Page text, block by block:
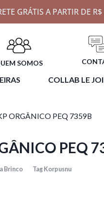
GRÁTIS A PARTIR DE
SOMOS
COLLAB LE
ORGÂNICO PEQ 7359B
PEQ
Brinco Tag Korpusnu